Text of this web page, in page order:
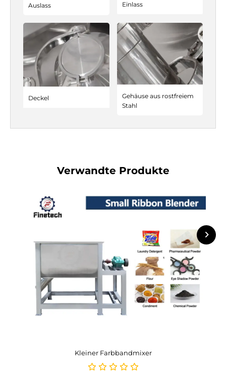
Auslass Einlass
Deckel
Gehäuse aus rostfreiem
Stahl
Verwandte Produkte
Kleiner Farbbandmixer